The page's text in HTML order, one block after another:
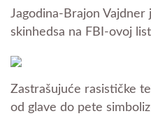
Jagodina-Brajon
skinhedsa na FBI-ovoj
Zastrašujuće rasističke
od glave do pete